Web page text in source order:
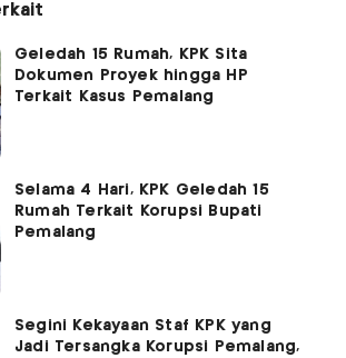
Geledah 15 Rumah, KPK Sita
Dokumen Proyek hingga HP
Terkait Kasus Pemalang
Selama 4 Hari, KPK Geledah 15
Rumah Terkait Korupsi Bupati
Pemalang
Segini Kekayaan Staf KPK yang
Jadi Tersangka Korupsi Pemalang,